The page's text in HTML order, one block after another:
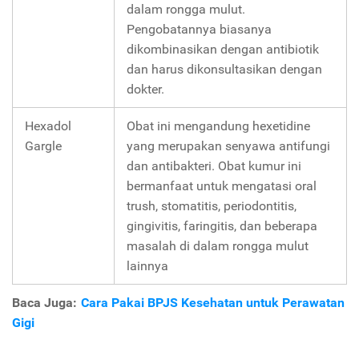
dalam rongga mulut.
Pengobatannya biasanya
dikombinasikan dengan antibiotik
dan harus dikonsultasikan dengan
dokter.
Hexadol
Gargle
Obat ini mengandung hexetidine
yang merupakan senyawa antifungi
dan antibakteri. Obat kumur ini
bermanfaat untuk mengatasi oral
trush, stomatitis, periodontitis,
gingivitis, faringitis, dan beberapa
masalah di dalam rongga mulut
lainnya
Baca Juga: Cara Pakai BPJS Kesehatan untuk Perawatan
Gigi